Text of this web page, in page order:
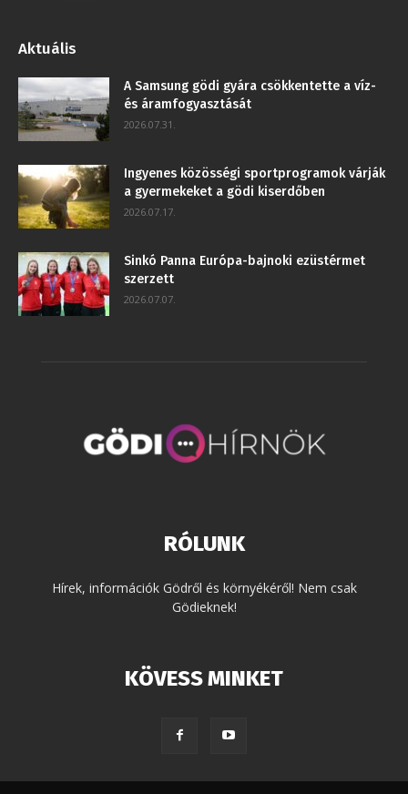
Aktuális
A Samsung gödi gyára csökkentette a víz-
és áramfogyasztását
2026.07.31.
Ingyenes közösségi sportprogramok várják
a gyermekeket a gödi kiserdőben
2026.07.17.
Sinkó Panna Európa-bajnoki ezüstérmet
szerzett
2026.07.07.
RÓLUNK
Hírek, információk Gödről és környékéről! Nem csak
Gödieknek!
KÖVESS MINKET